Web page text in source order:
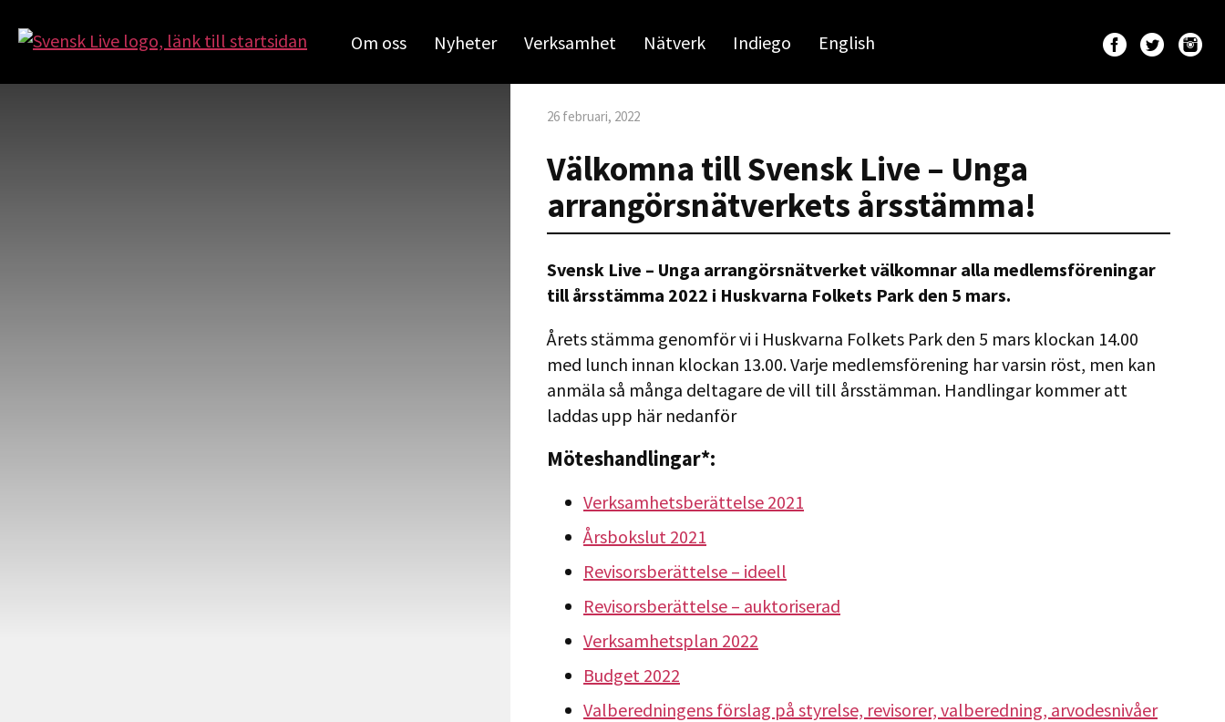
Om oss Nyheter Verksamhet Nätverk Indiego English
26 februari, 2022
Välkomna till Svensk Live – Unga
arrangörsnätverkets årsstämma!
Svensk Live – Unga arrangörsnätverket välkomnar alla medlemsföreningar
till årsstämma 2022 i Huskvarna Folkets Park den 5 mars.
Årets stämma genomför vi i Huskvarna Folkets Park den 5 mars klockan 14.00
med lunch innan klockan 13.00. Varje medlemsförening har varsin röst, men kan
anmäla så många deltagare de vill till årsstämman. Handlingar kommer att
laddas upp här nedanför
Möteshandlingar*:
Verksamhetsberättelse 2021
Årsbokslut 2021
Revisorsberättelse – ideell
Revisorsberättelse – auktoriserad
Verksamhetsplan 2022
Budget 2022
Valberedningens förslag på styrelse, revisorer, valberedning, arvodesnivåer